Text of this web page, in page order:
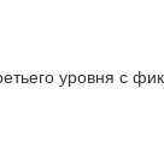
уровня с